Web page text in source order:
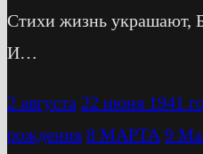
Стихи жизнь украшают,
И…
2 августа 22 июня 1941
рождения 8 МАРТА 9